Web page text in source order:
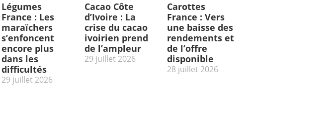
Légumes
France : Les
maraïchers
s’enfoncent
encore plus
dans les
difficultés
29 juillet 2026
Cacao Côte
d’Ivoire : La
crise du cacao
ivoirien prend
de l’ampleur
29 juillet 2026
Carottes
France : Vers
une baisse des
rendements et
de l’offre
disponible
28 juillet 2026